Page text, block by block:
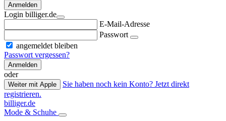
Anmelden
Login billiger.de
E-Mail-Adresse
Passwort
angemeldet bleiben
Passwort vergessen?
Anmelden
oder
Weiter mit Apple
Sie haben noch kein Konto? Jetzt direkt
registrieren.
billiger.de
Mode & Schuhe